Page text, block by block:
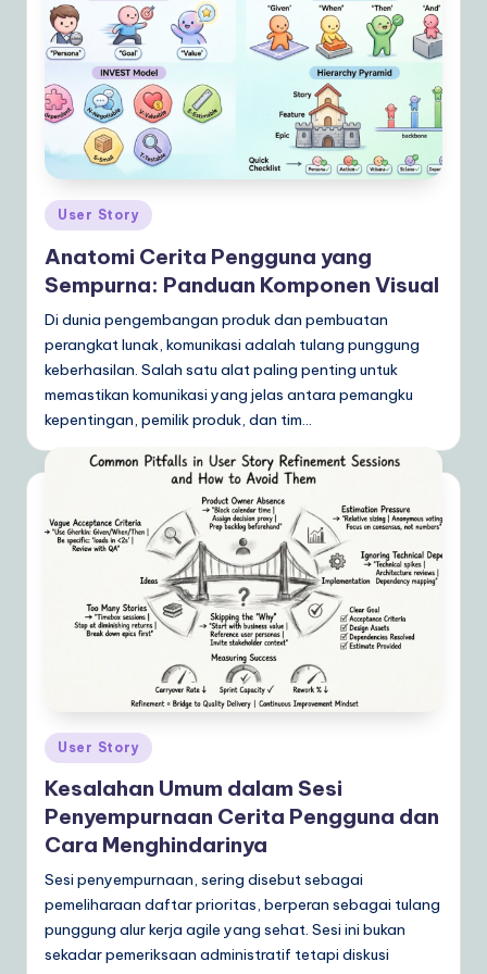
Posted
in
User Story
Anatomi Cerita Pengguna yang
Sempurna: Panduan Komponen Visual
Di dunia pengembangan produk dan pembuatan
perangkat lunak, komunikasi adalah tulang punggung
keberhasilan. Salah satu alat paling penting untuk
memastikan komunikasi yang jelas antara pemangku
kepentingan, pemilik produk, dan tim…
Posted
in
User Story
Kesalahan Umum dalam Sesi
Penyempurnaan Cerita Pengguna dan
Cara Menghindarinya
Sesi penyempurnaan, sering disebut sebagai
pemeliharaan daftar prioritas, berperan sebagai tulang
punggung alur kerja agile yang sehat. Sesi ini bukan
sekadar pemeriksaan administratif tetapi diskusi